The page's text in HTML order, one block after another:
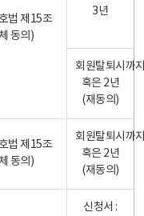
법 제15조
동의)
3년
회원탈퇴시까
혹은 2년
(재동의)
법 제15조
동의)
회원탈퇴시까
혹은 2년
(재동의)
신청서 :